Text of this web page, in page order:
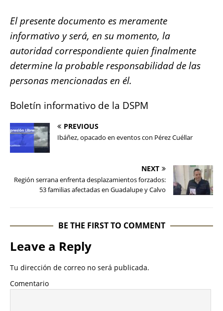
El presente documento es meramente
informativo y será, en su momento, la
autoridad correspondiente quien finalmente
determine la probable responsabilidad de las
personas mencionadas en él.
Boletín informativo de la DSPM
PREVIOUS
Ibáñez, opacado en eventos con Pérez Cuéllar
NEXT
Región serrana enfrenta desplazamientos forzados:
53 familias afectadas en Guadalupe y Calvo
BE THE FIRST TO COMMENT
Leave a Reply
Tu dirección de correo no será publicada.
Comentario